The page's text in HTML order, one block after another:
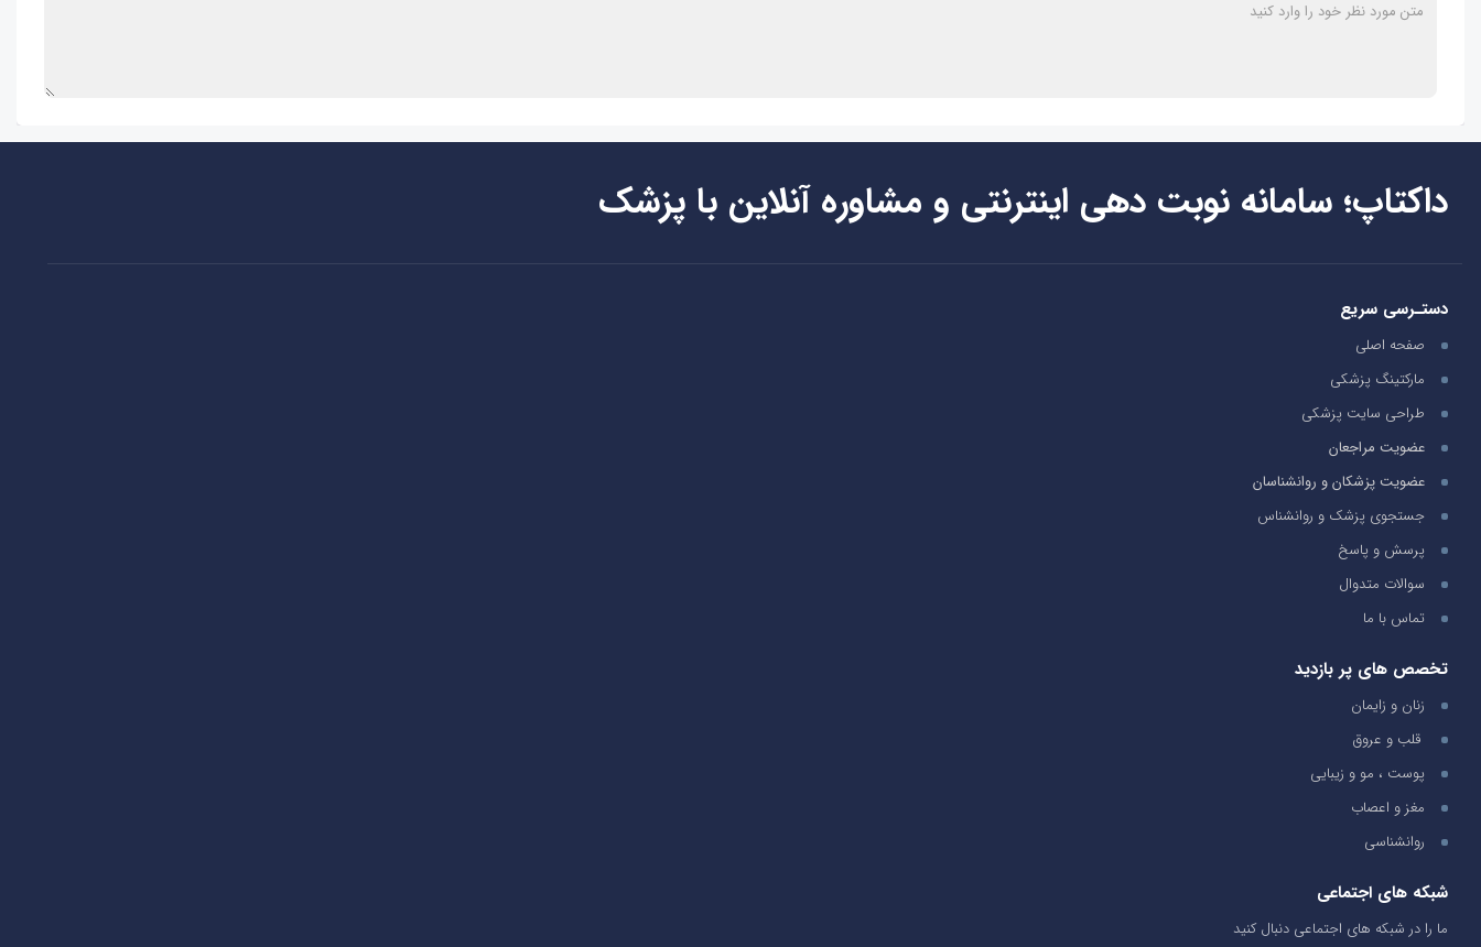
داکتاپ؛ سامانه نوبت دهی اینترنتی و مشاوره آنلاین با پزشک
دستـرسی سریع
صفحه اصلی
مارکتینگ پزشکی
طراحی سایت پزشکی
عضویت مراجعان
عضویت پزشکان و روانشناسان
جستجوی پزشک و روانشناس
پرسش و پاسخ
سوالات متدوال
تماس با ما
تخصص های پر بازدید
زنان و زایمان
قلب و عروق
پوست ، مو و زیبایی
مغز و اعصاب
روانشناسی
شبکه های اجتماعی
ما را در شبکه های اجتماعی دنبال کنید